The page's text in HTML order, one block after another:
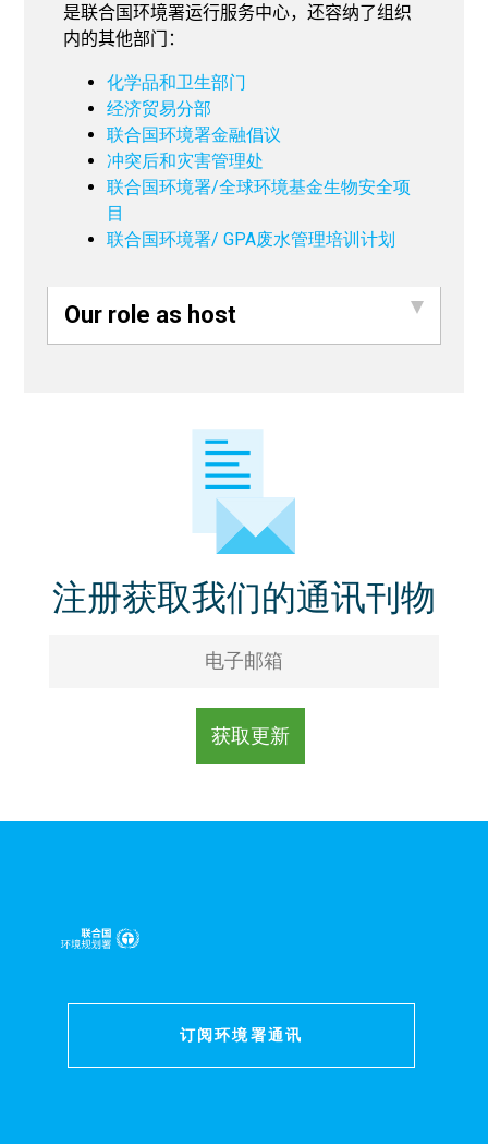
是联合国环境署运行服务中心，还容纳了组织
内的其他部门：
化学品和卫生部门
经济贸易分部
联合国环境署金融倡议
冲突后和灾害管理处
联合国环境署/全球环境基金生物安全项
目
联合国环境署/ GPA废水管理培训计划
Our role as host
注册获取我们的通讯刊物
订阅环境署通讯